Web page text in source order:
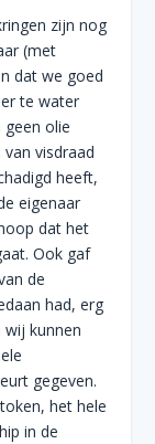
zijn nog
(met
dat we goed
te water
olie
visdraad
heeft,
eigenaar
dat het
Ook gaf
de
had, erg
kunnen
gegeven.
het hele
in de